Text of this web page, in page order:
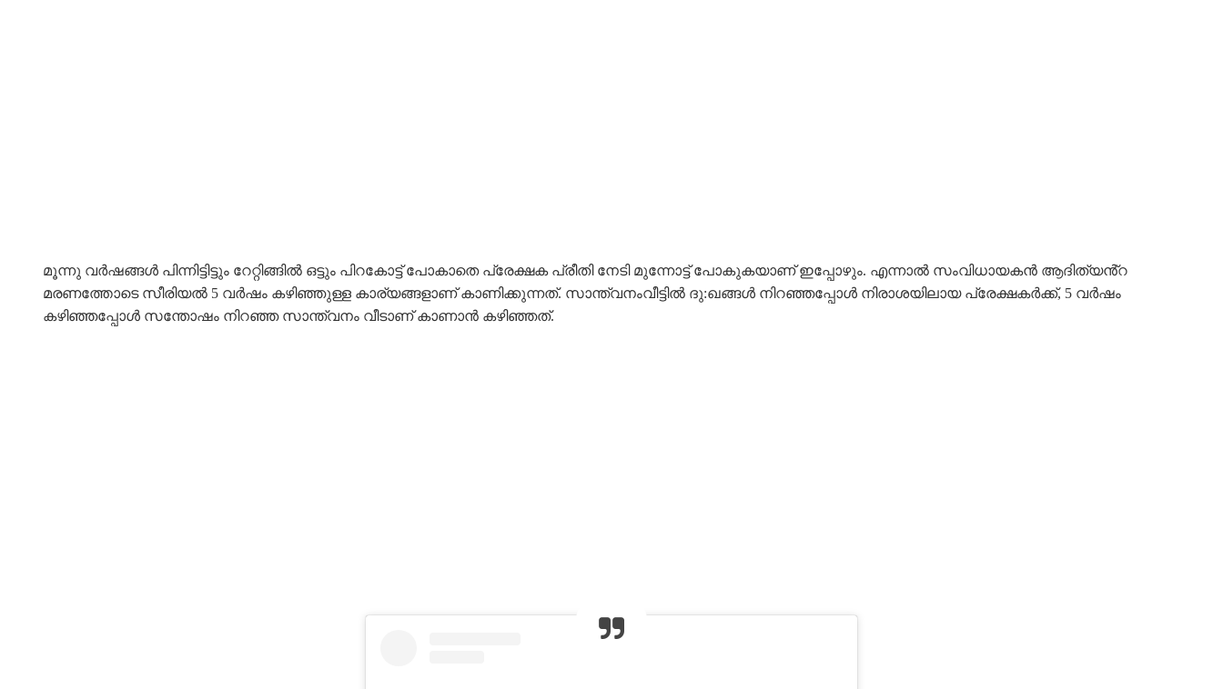
മൂന്നു വർഷങ്ങൾ പിന്നിട്ടിട്ടും റേറ്റിങ്ങിൽ ഒട്ടും പിറകോട്ട് പോകാതെ പ്രേക്ഷക പ്രീതി നേടി മുന്നോട്ട് പോകുകയാണ് ഇപ്പോഴും. എന്നാൽ സംവിധായകൻ ആദിത്യൻ്റ
മരണത്തോടെ സീരിയൽ 5 വർഷം കഴിഞ്ഞുള്ള കാര്യങ്ങളാണ് കാണിക്കുന്നത്. സാന്ത്വനംവീട്ടിൽ ദു:ഖങ്ങൾ നിറഞ്ഞപ്പോൾ നിരാശയിലായ പ്രേക്ഷകർക്ക്, 5 വർഷം
കഴിഞ്ഞപ്പോൾ സന്തോഷം നിറഞ്ഞ സാന്ത്വനം വീടാണ് കാണാൻ കഴിഞ്ഞത്.